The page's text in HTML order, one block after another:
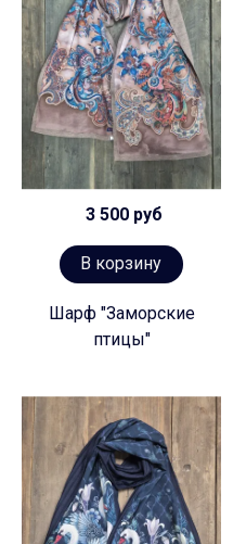
3 500 руб
В корзину
Шарф "Заморские
птицы"